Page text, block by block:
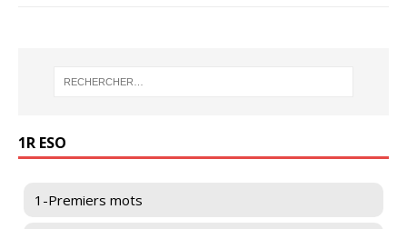
1R ESO
1-Premiers mots